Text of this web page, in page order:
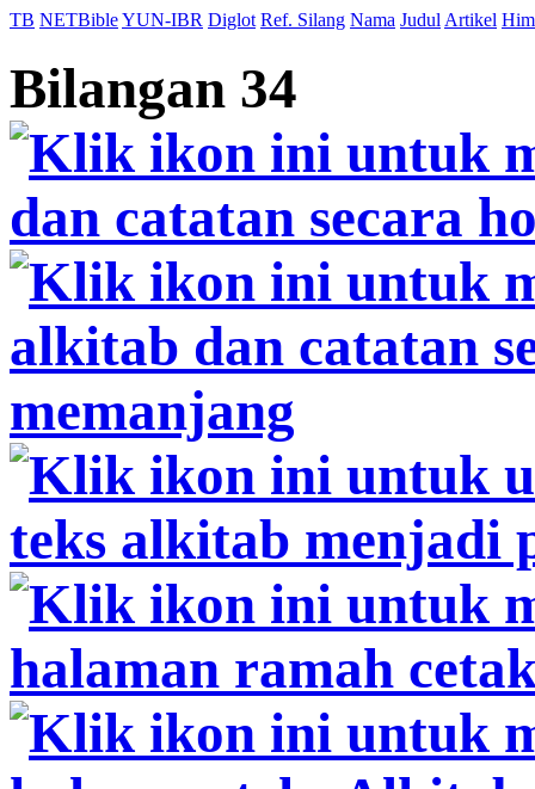
TB NETBibleYUN-IBR Diglot Ref. Silang Nama Judul Artikel
Bilangan 34